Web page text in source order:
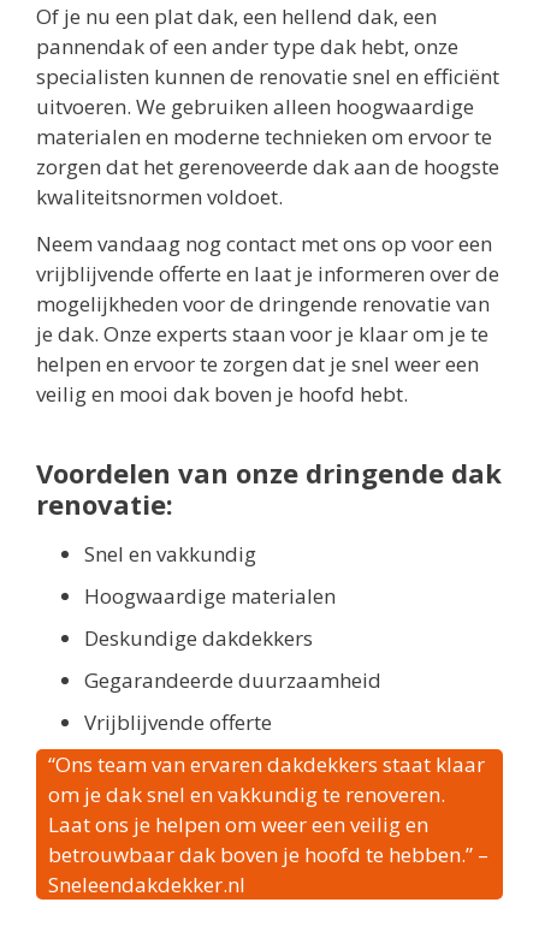
Of je nu een plat dak, een hellend dak, een
pannendak of een ander type dak hebt, onze
specialisten kunnen de renovatie snel en efficiënt
uitvoeren. We gebruiken alleen hoogwaardige
materialen en moderne technieken om ervoor te
zorgen dat het gerenoveerde dak aan de hoogste
kwaliteitsnormen voldoet.
Neem vandaag nog contact met ons op voor een
vrijblijvende offerte en laat je informeren over de
mogelijkheden voor de dringende renovatie van
je dak. Onze experts staan voor je klaar om je te
helpen en ervoor te zorgen dat je snel weer een
veilig en mooi dak boven je hoofd hebt.
Voordelen van onze dringende dak
renovatie:
Snel en vakkundig
Hoogwaardige materialen
Deskundige dakdekkers
Gegarandeerde duurzaamheid
Vrijblijvende offerte
“Ons team van ervaren dakdekkers staat klaar
om je dak snel en vakkundig te renoveren.
Laat ons je helpen om weer een veilig en
betrouwbaar dak boven je hoofd te hebben.” –
Sneleendakdekker.nl